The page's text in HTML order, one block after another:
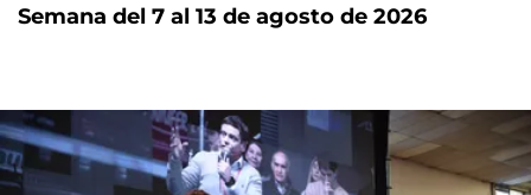
Semana del 7 al 13 de agosto de 2026